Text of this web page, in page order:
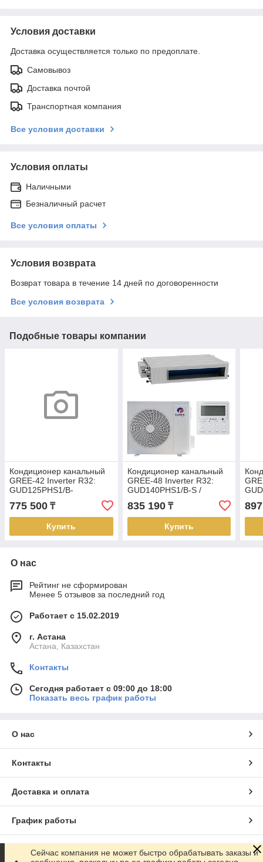
Условия доставки
Доставка осуществляется только по предоплате.
Самовывоз
Доставка почтой
Транспортная компания
Все условия доставки
Условия оплаты
Наличными
Безналичный расчет
Все условия оплаты
Условия возврата
Возврат товара в течение 14 дней по договоренности
Все условия возврата
Подобные товары компании
Кондиционер канальный
GREE-42 Inverter R32:
GUD125PHS1/B-
S/GUD125W1/NhB-S (без
соединительной
инсталляции)
775 500 ₸
Купить
Кондиционер канальный
GREE-48 Inverter R32:
GUD140PHS1/B-S /
GUD140W1/NhB-S (без
соединительной
инсталляции)
835 190₸
Купить
О нас
Рейтинг не сформирован
Менее 5 отзывов за последний год
Работает с 15.02.2019
г. Астана
Астана, Казахстан
Контакты
Сегодня работает с 09:00 до 18:00
Показать весь график работы
О нас
Контакты
Доставка и оплата
График работы
Полная версия сайта
Сейчас компания не может быстро обрабатывать заказы и